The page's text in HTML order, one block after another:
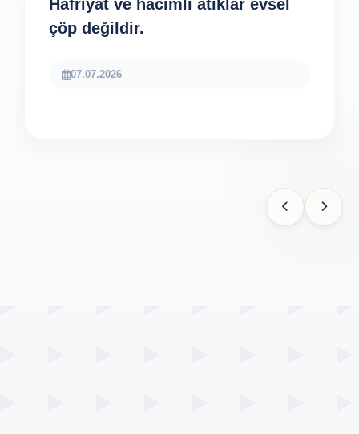
Hafriyat ve hacimli atıklar evsel
çöp değildir.
07.07.2026